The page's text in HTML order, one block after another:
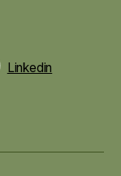
Linkedin